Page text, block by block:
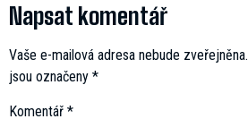
Napsat komentář
Vaše e-mailová adresa nebude zveřejněna.
jsou označeny *
Komentář *